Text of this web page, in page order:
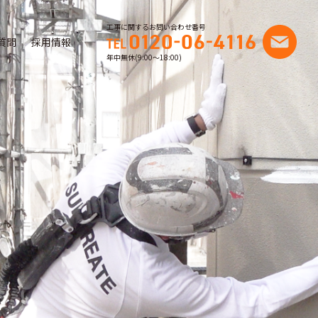
問 採用情報
工事に関するお問い合わせ番号
年中無休(9:00〜18:00)